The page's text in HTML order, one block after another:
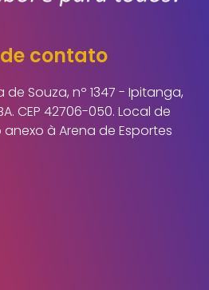
contato
de Souza, nº 1347 - Ipitanga,
CEP 42706-050. Local de
à Arena de Esportes